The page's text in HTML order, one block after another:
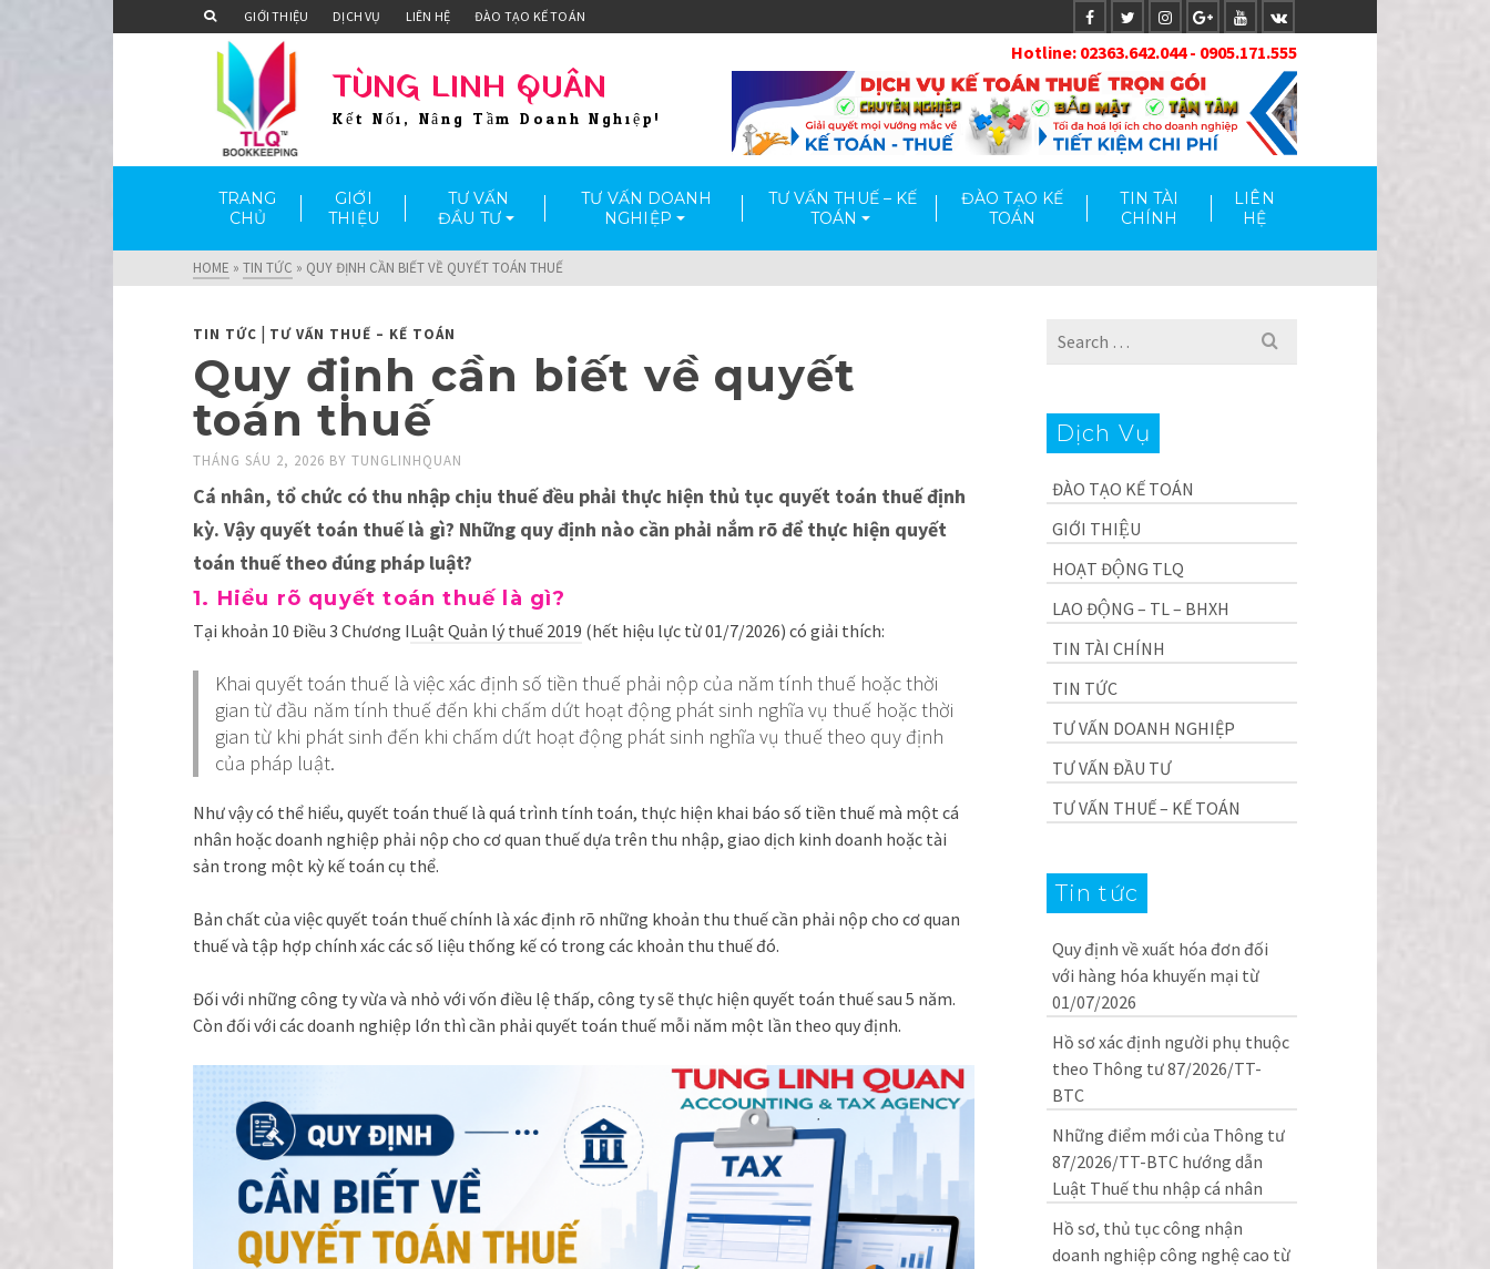
GIỚI THIỆU DỊCH VỤ LIÊN HỆ ĐÀO TẠO KẾ TOÁN
TÙNG LINH QUÂN
Kết Nối, Nâng Tầm Doanh Nghiệp!
Hotline: 02363.642.044 - 0905.171.555
TRANG
CHỦ
GIỚI
THIỆU
TƯ VẤN
ĐẦU TƯ
TƯ VẤN DOANH
NGHIỆP
TƯ VẤN THUẾ – KẾ
TOÁN
ĐÀO TẠO KẾ
TOÁN
TIN TÀI
CHÍNH
LIÊN
HỆ
HOME » TIN TỨC » QUY ĐỊNH CẦN BIẾT VỀ QUYẾT TOÁN THUẾ
TIN TỨC | TƯ VẤN THUẾ – KẾ TOÁN
Quy định cần biết về quyết
toán thuế
THÁNG SÁU 2, 2026 BY TUNGLINHQUAN
Cá nhân, tổ chức có thu nhập chịu thuế đều phải thực hiện thủ tục quyết toán thuế định
kỳ. Vậy quyết toán thuế là gì? Những quy định nào cần phải nắm rõ để thực hiện quyết
toán thuế theo đúng pháp luật?
1. Hiểu rõ quyết toán thuế là gì?
Tại khoản 10 Điều 3 Chương ILuật Quản lý thuế 2019 (hết hiệu lực từ 01/7/2026) có giải thích:
Khai quyết toán thuế là việc xác định số tiền thuế phải nộp của năm tính thuế hoặc thời
gian từ đầu năm tính thuế đến khi chấm dứt hoạt động phát sinh nghĩa vụ thuế hoặc thời
gian từ khi phát sinh đến khi chấm dứt hoạt động phát sinh nghĩa vụ thuế theo quy định
của pháp luật.
Như vậy có thể hiểu, quyết toán thuế là quá trình tính toán, thực hiện khai báo số tiền thuế mà một cá
nhân hoặc doanh nghiệp phải nộp cho cơ quan thuế dựa trên thu nhập, giao dịch kinh doanh hoặc tài
sản trong một kỳ kế toán cụ thể.
Bản chất của việc quyết toán thuế chính là xác định rõ những khoản thu thuế cần phải nộp cho cơ quan
thuế và tập hợp chính xác các số liệu thống kế có trong các khoản thu thuế đó.
Đối với những công ty vừa và nhỏ với vốn điều lệ thấp, công ty sẽ thực hiện quyết toán thuế sau 5 năm.
Còn đối với các doanh nghiệp lớn thì cần phải quyết toán thuế mỗi năm một lần theo quy định.
Search
Dịch Vụ
ĐÀO TẠO KẾ TOÁN
GIỚI THIỆU
HOẠT ĐỘNG TLQ
LAO ĐỘNG – TL – BHXH
TIN TÀI CHÍNH
TIN TỨC
TƯ VẤN DOANH NGHIỆP
TƯ VẤN ĐẦU TƯ
TƯ VẤN THUẾ – KẾ TOÁN
Tin tức
Quy định về xuất hóa đơn đối
với hàng hóa khuyến mại từ
01/07/2026
Hồ sơ xác định người phụ thuộc
theo Thông tư 87/2026/TT-
BTC
Những điểm mới của Thông tư
87/2026/TT-BTC hướng dẫn
Luật Thuế thu nhập cá nhân
Hồ sơ, thủ tục công nhận
doanh nghiệp công nghệ cao từ